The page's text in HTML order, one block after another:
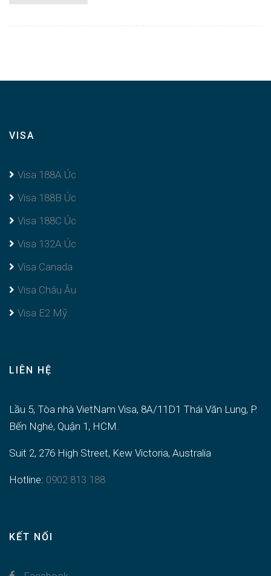
VISA
Visa 188A Úc
Visa 188B Úc
Visa 188C Úc
Visa 132A Úc
Visa Canada
Visa Châu Âu
Visa E2 Mỹ
LIÊN HỆ
Lầu 5, Tòa nhà VietNam Visa, 8A/11D1 Thái Văn Lung, P.
Bến Nghé, Quận 1, HCM.
Suit 2, 276 High Street, Kew Victoria, Australia
Hotline: 0902 813 188
KẾT NỐI